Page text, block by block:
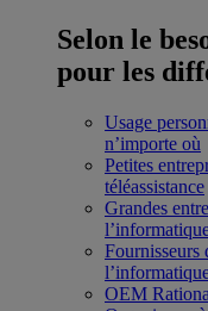
Selon le
pour les
Usage
n’importe où
Petites
téléassistance
Grandes
Fournisseurs
OEM